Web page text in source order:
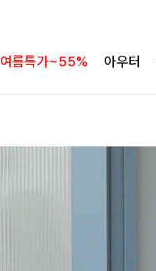
여름특가~55% 아우터